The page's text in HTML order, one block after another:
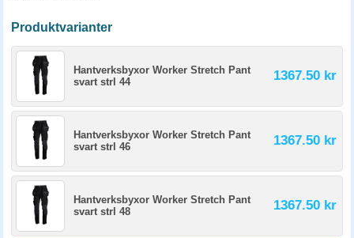
Produktvarianter
Hantverksbyxor Worker Stretch Pant
svart strl 44
1367.50 kr
Hantverksbyxor Worker Stretch Pant
svart strl 46
1367.50 kr
Hantverksbyxor Worker Stretch Pant
svart strl 48
1367.50 kr